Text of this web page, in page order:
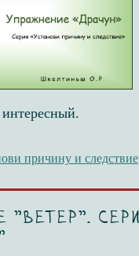
причину и следствие
"Ветер".